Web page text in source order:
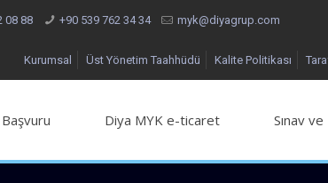
08 88 +90 539 762 34 34 myk@diyagrup.com
Kurumsal Üst Yönetim Taahhüdü Kalite Politikası
Başvuru Diya MYK e-ticaret Sınav